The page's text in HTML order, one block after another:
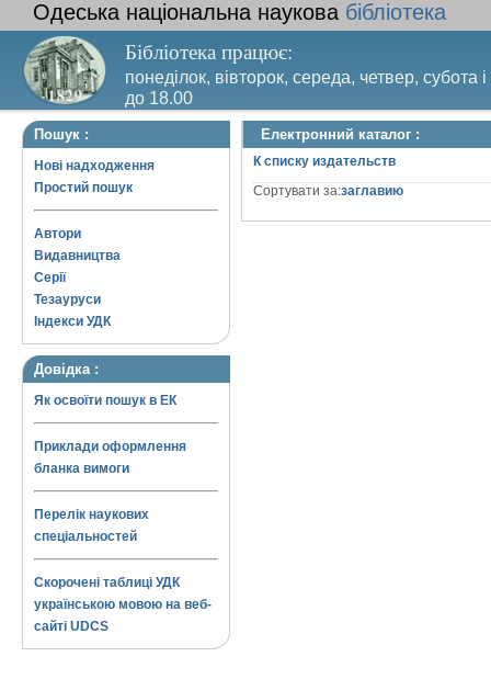
Одеська національна наукова бібліотека
Бібліотека працює:
понеділок, вівторок, середа, четвер, субота
до 18.00
Вихідний день – п’ятниця. Останній четвер
Пошук :
Нові надходження
Простий пошук
Автори
Видавництва
Серії
Тезауруси
Індекси УДК
Довідка :
Як освоїти пошук в ЕК
Приклади оформлення
бланка вимоги
Перелік наукових
спеціальностей
Скорочені таблиці УДК
українською мовою на веб-
сайті UDCS
Електронний каталог :
К списку издательств
Сортувати за:заглавию